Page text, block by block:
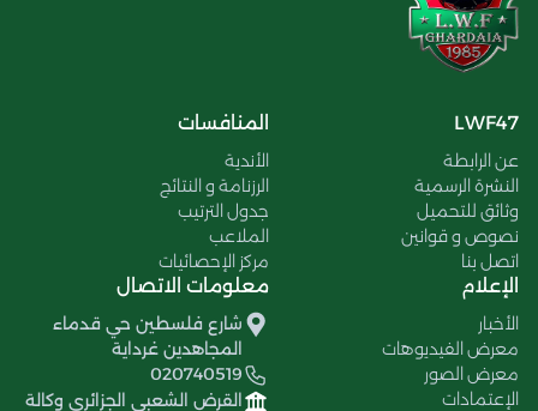
LWF47
عن الرابطة
النشرة الرسمية
وثائق للتحميل
نصوص و قوانين
اتصل بنا
المنافسات
الأندية
الرزنامة و النتائج
جدول الترتيب
الملاعب
مركز الإحصائيات
الإعلام
الأخبار
معرض الفيديوهات
معرض الصور
الإعتمادات
معلومات الاتصال
شارع فلسطين حي قدماء
المجاهدين غرداية
020740519
القرض الشعبي الجزائري وكالة